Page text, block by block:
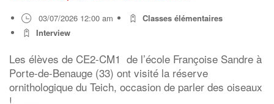
03/07/2026 12:00 am
Classes élémentaires
Interview
Les élèves de CE2-CM1 de l’école Françoise Sandre à
Porte-de-Benauge (33) ont visité la réserve
ornithologique du Teich, occasion de parler des oiseaux
!